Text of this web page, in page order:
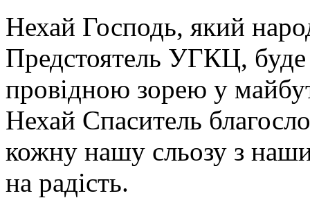
Нехай Господь, який
Предстоятель УГКЦ,
провідною зорею у
Нехай Спаситель
кожну нашу сльозу з
на радість.